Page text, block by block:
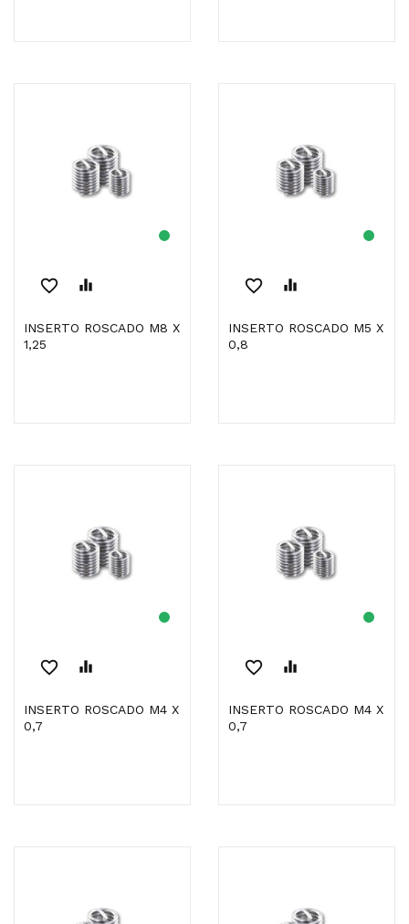
favorite_border equalizer
INSERTO ROSCADO M8 X
1,25
favorite_border equalizer
INSERTO ROSCADO M5 X
0,8
favorite_border equalizer
INSERTO ROSCADO M4 X
0,7
favorite_border equalizer
INSERTO ROSCADO M4 X
0,7